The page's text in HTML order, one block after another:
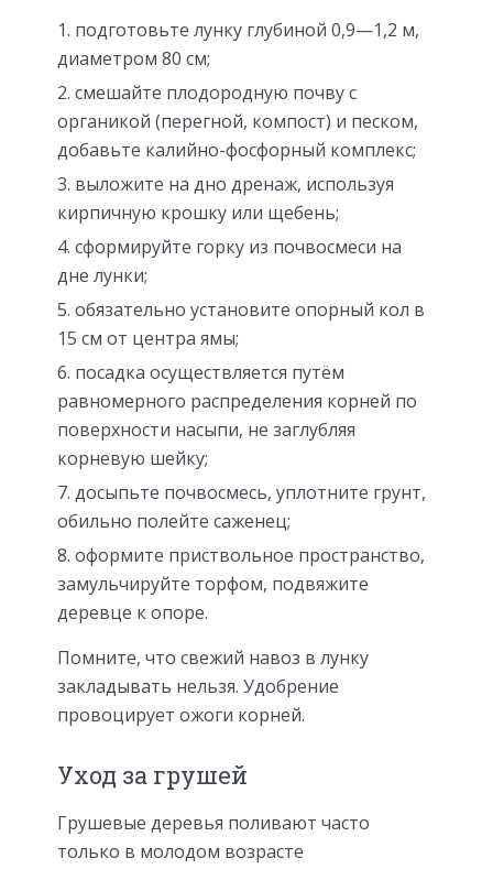
подготовьте лунку глубиной 0,9—1,2 м,
диаметром 80 см;
смешайте плодородную почву с
органикой (перегной, компост) и песком,
добавьте калийно-фосфорный комплекс;
выложите на дно дренаж, используя
кирпичную крошку или щебень;
сформируйте горку из почвосмеси на
дне лунки;
обязательно установите опорный кол в
15 см от центра ямы;
посадка осуществляется путём
равномерного распределения корней по
поверхности насыпи, не заглубляя
корневую шейку;
досыпьте почвосмесь, уплотните грунт,
обильно полейте саженец;
оформите приствольное пространство,
замульчируйте торфом, подвяжите
деревце к опоре.
Помните, что свежий навоз в лунку
закладывать нельзя. Удобрение
провоцирует ожоги корней.
Уход за грушей
Грушевые деревья поливают часто
только в молодом возрасте